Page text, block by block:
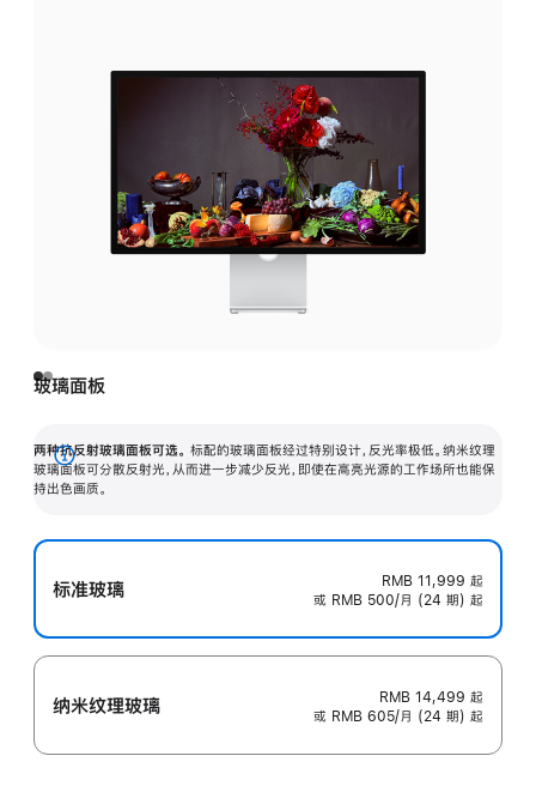
玻璃面板
两种抗反射玻璃面板可选。 标配的玻璃面板经过特别设计，反光率极低。纳米纹理
玻璃面板可分散反射光，从而进一步减少反光，即使在高亮光源的工作场所也能保
持出色画质。
展
开
标准玻璃 RMB 11,999 起
或 RMB 500/月 (24 期) 起
纳米纹理玻璃 RMB 14,499 起
或 RMB 605/月 (24 期) 起